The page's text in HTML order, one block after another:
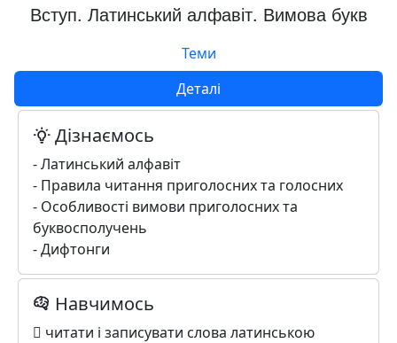
Вступ. Латинський алфавіт. Вимова букв
Теми
Деталі
Дізнаємось
- Латинський алфавіт
- Правила читання приголосних та голосних
- Особливості вимови приголосних та
буквосполучень
- Дифтонги
Навчимось
 читати і записувати слова латинською